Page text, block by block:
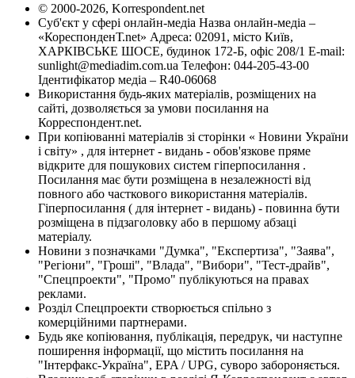
© 2000-2026, Korrespondent.net
Суб'єкт у сфері онлайн-медіа Назва онлайн-медіа –
«КореспонденТ.net» Адреса: 02091, місто Київ,
ХАРКІВСЬКЕ ШОСЕ, будинок 172-Б, офіс 208/1 E-mail:
sunlight@mediadim.com.ua Телефон: 044-205-43-00
Ідентифікатор медіа – R40-06068
Використання будь-яких матеріалів, розміщених на
сайті, дозволяється за умови посилання на
Корреспондент.net.
При копіюванні матеріалів зі сторінки « Новини України
і світу» , для інтернет - видань - обов'язкове пряме
відкрите для пошукових систем гіперпосилання .
Посилання має бути розміщена в незалежності від
повного або часткового використання матеріалів.
Гіперпосилання ( для інтернет - видань) - повинна бути
розміщена в підзаголовку або в першому абзаці
матеріалу.
Новини з позначками "Думка", "Експертиза", "Заява",
"Регіони", "Гроші", "Влада", "Вибори", "Тест-драйв",
"Спецпроекти", "Промо" публікуються на правах
реклами.
Розділ Спецпроекти створюється спільно з
комерційними партнерами.
Будь яке копіювання, публікація, передрук, чи наступне
поширення інформації, що містить посилання на
"Інтерфакс-Україна", EPA / UPG, суворо забороняється.